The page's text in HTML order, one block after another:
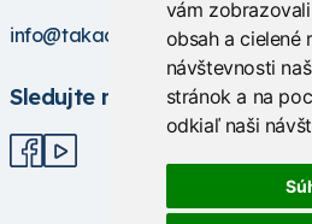
vám
obsah a cielené
návštevnosti
stránok a na
odkiaľ naši
info@takacs.sk
Sledujte nás